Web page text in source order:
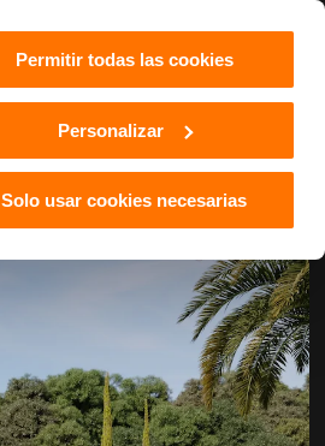
Permitir todas las cookies
Personalizar
Solo usar cookies necesarias